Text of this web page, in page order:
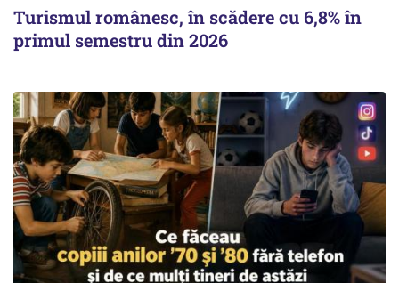
Turismul românesc, în scădere cu 6,8% în
primul semestru din 2026